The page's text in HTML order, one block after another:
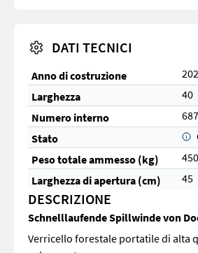
DATI TECNICI
Anno di costruzione
Larghezza
40
Numero interno
Stato
Peso totale ammesso (kg)
450
Larghezza di apertura (cm)
45
DESCRIZIONE
Schnelllaufende Spillwinde von
Verricello forestale portatile di alta